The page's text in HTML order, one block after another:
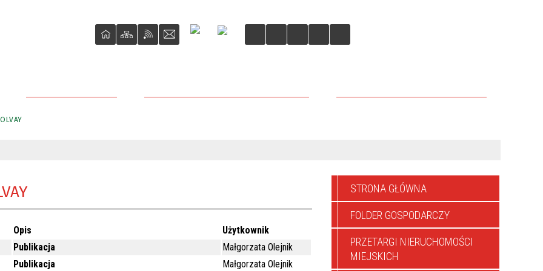
Opis
Użytkownik
Publikacja
Małgorzata Olejnik
Publikacja
Małgorzata Olejnik
STRONA GŁÓWNA
FOLDER GOSPODARCZY
PRZETARGI NIERUCHOMOŚCI
MIEJSKICH